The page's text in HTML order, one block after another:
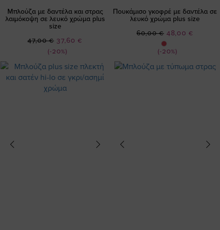
Μπλούζα με δαντέλα και στρας
λαιμόκοψη σε λευκό χρώμα plus
size
(-20%)
Ειδική
Τιμή
37,60 €
47,00 €
Πουκάμισο γκοφρέ με δαντέλα σε
λευκό χρώμα plus size
(-20%)
Ειδική
Τιμή
48,00 €
60,00 €